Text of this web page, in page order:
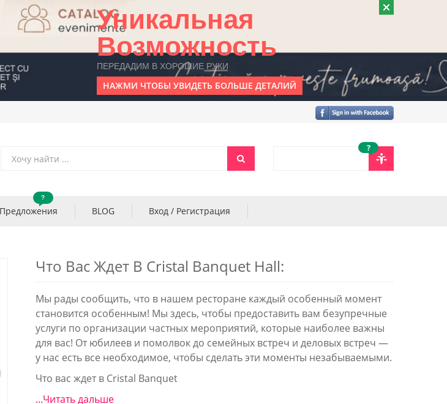
Уникальная
Возможность
ПЕРЕДАДИМ В ХОРОШИЕ РУКИ
НАЖМИ ЧТОБЫ УВИДЕТЬ БОЛЬШЕ ДЕТАЛИЙ
?
Предложения
?
BLOG Вход / Регистрация
Что Вас Ждет В Cristal Banquet Hall:
Мы рады сообщить, что в нашем ресторане каждый особенный момент
становится особенным! Мы здесь, чтобы предоставить вам безупречные
услуги по организации частных мероприятий, которые наиболее важны
для вас! От юбилеев и помолвок до семейных встреч и деловых встреч —
у нас есть все необходимое, чтобы сделать эти моменты незабываемыми.
Что вас ждет в Cristal Banquet
...Читать дальше